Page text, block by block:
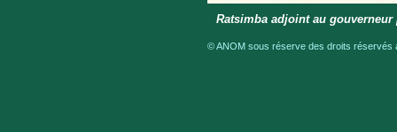
Ratsimba adjoint au
© ANOM sous réserve des droits réservés